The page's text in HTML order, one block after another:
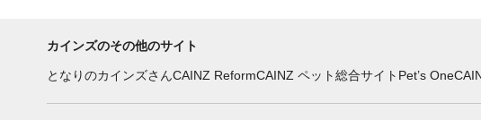
カインズのその他のサイト
となりのカインズさんCAINZ ReformCAINZ ペット総合サイト Pet’s One